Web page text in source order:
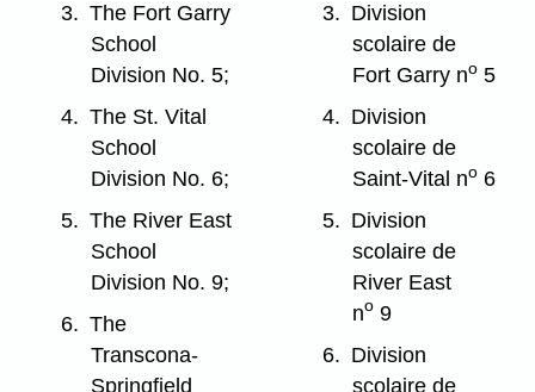
3. The Fort Garry
School
Division No. 5;
4. The St. Vital
School
Division No. 6;
5. The River East
School
Division No. 9;
6. The
Transcona-
Springfield
3. Division
scolaire de
Fort Garry no 5
4. Division
scolaire de
Saint-Vital no 6
5. Division
scolaire de
River East
no 9
6. Division
scolaire de